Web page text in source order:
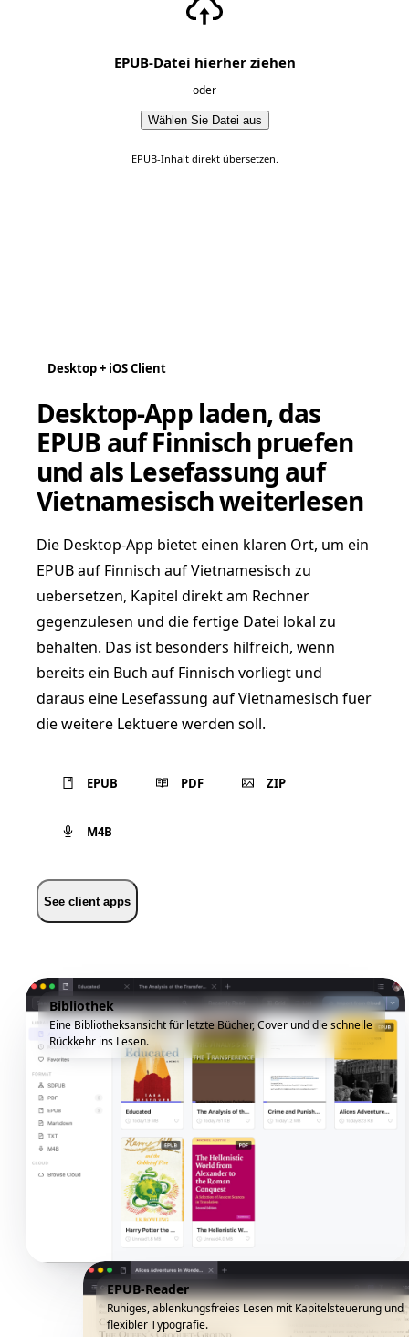
EPUB-Datei hierher ziehen
oder
Wählen Sie Datei aus
EPUB-Inhalt direkt übersetzen.
Desktop + iOS Client
Desktop-App laden, das
EPUB auf Finnisch pruefen
und als Lesefassung auf
Vietnamesisch weiterlesen
Die Desktop-App bietet einen klaren Ort, um ein
EPUB auf Finnisch auf Vietnamesisch zu
uebersetzen, Kapitel direkt am Rechner
gegenzulesen und die fertige Datei lokal zu
behalten. Das ist besonders hilfreich, wenn
bereits ein Buch auf Finnisch vorliegt und
daraus eine Lesefassung auf Vietnamesisch fuer
die weitere Lektuere werden soll.
EPUB PDF ZIP
M4B
See client apps
Bibliothek
Eine Bibliotheksansicht für letzte Bücher, Cover und die schnelle
Rückkehr ins Lesen.
EPUB-Reader
Ruhiges, ablenkungsfreies Lesen mit Kapitelsteuerung und
flexibler Typografie.